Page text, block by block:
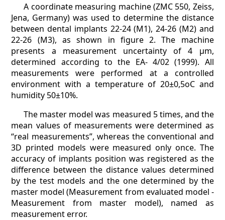
A coordinate measuring machine (ZMC 550, Zeiss,
Jena, Germany) was used to determine the distance
between dental implants 22-24 (M1), 24-26 (M2) and
22-26 (M3), as shown in figure 2. The machine
presents a measurement uncertainty of 4 µm,
determined according to the EA- 4/02 (1999). All
measurements were performed at a controlled
environment with a temperature of 20±0,5oC and
humidity 50±10%.
The master model was measured 5 times, and the
mean values of measurements were determined as
“real measurements”, whereas the conventional and
3D printed models were measured only once. The
accuracy of implants position was registered as the
difference between the distance values determined
by the test models and the one determined by the
master model (Measurement from evaluated model -
Measurement from master model), named as
measurement error.